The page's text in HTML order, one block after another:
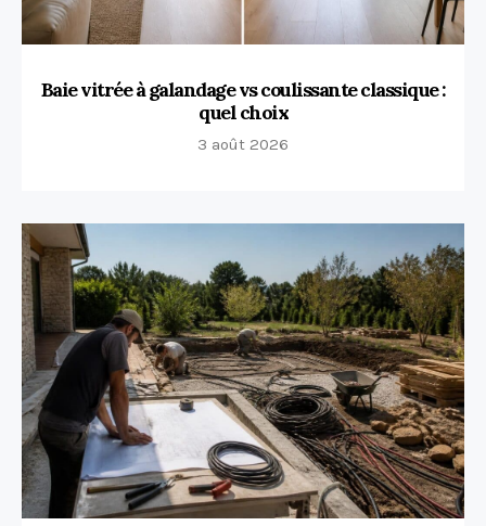
Baie vitrée à galandage vs coulissante classique :
quel choix
3 août 2026